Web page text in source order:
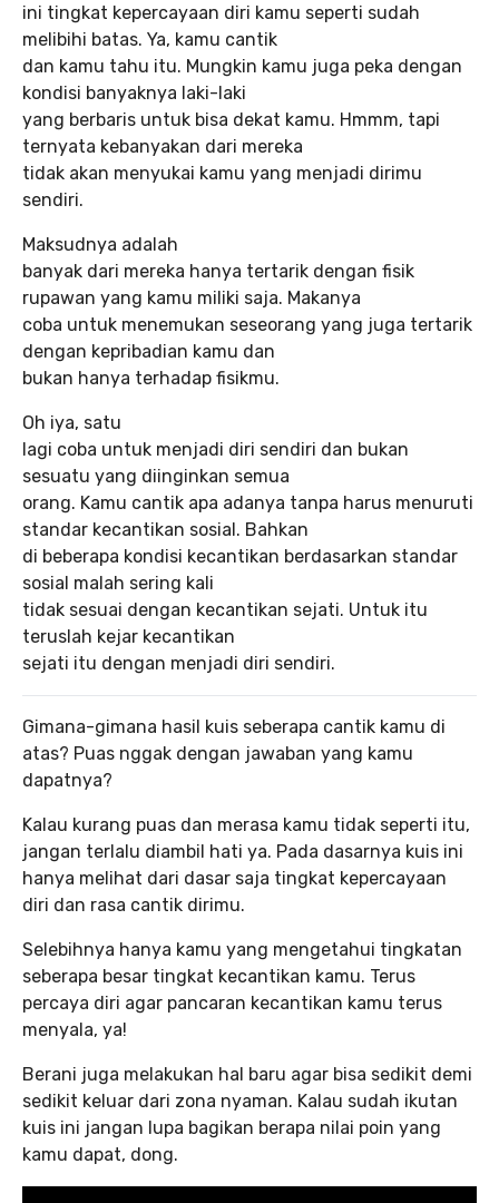
ini tingkat kepercayaan diri kamu seperti sudah
melibihi batas. Ya, kamu cantik
dan kamu tahu itu. Mungkin kamu juga peka dengan
kondisi banyaknya laki-laki
yang berbaris untuk bisa dekat kamu. Hmmm, tapi
ternyata kebanyakan dari mereka
tidak akan menyukai kamu yang menjadi dirimu
sendiri.
Maksudnya adalah
banyak dari mereka hanya tertarik dengan fisik
rupawan yang kamu miliki saja. Makanya
coba untuk menemukan seseorang yang juga tertarik
dengan kepribadian kamu dan
bukan hanya terhadap fisikmu.
Oh iya, satu
lagi coba untuk menjadi diri sendiri dan bukan
sesuatu yang diinginkan semua
orang. Kamu cantik apa adanya tanpa harus menuruti
standar kecantikan sosial. Bahkan
di beberapa kondisi kecantikan berdasarkan standar
sosial malah sering kali
tidak sesuai dengan kecantikan sejati. Untuk itu
teruslah kejar kecantikan
sejati itu dengan menjadi diri sendiri.
Gimana-gimana hasil kuis seberapa cantik kamu di
atas? Puas nggak dengan jawaban yang kamu
dapatnya?
Kalau kurang puas dan merasa kamu tidak seperti itu,
jangan terlalu diambil hati ya. Pada dasarnya kuis ini
hanya melihat dari dasar saja tingkat kepercayaan
diri dan rasa cantik dirimu.
Selebihnya hanya kamu yang mengetahui tingkatan
seberapa besar tingkat kecantikan kamu. Terus
percaya diri agar pancaran kecantikan kamu terus
menyala, ya!
Berani juga melakukan hal baru agar bisa sedikit demi
sedikit keluar dari zona nyaman. Kalau sudah ikutan
kuis ini jangan lupa bagikan berapa nilai poin yang
kamu dapat, dong.